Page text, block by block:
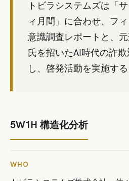
トビラシステムズは「
ィ月間」に合わせ、フ
意識調査レポートと、
氏を招いたAI時代の詐
し、啓発活動を実施する
5W1H 構造化分析
WHO